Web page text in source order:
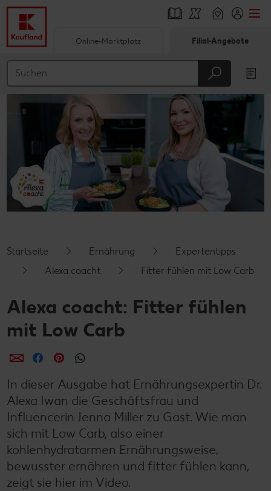
Hauptinhalt
Footer
Schwebender Seitenbereich
Online-Marktplatz Filial-Angebote
Startseite Ernährung
Expertentipps
Alexa coacht
Fitter fühlen mit Low Carb
Alexa coacht: Fitter fühlen
mit Low Carb
per E-Mail teilen
per Facebook teilen
per Pinterest teilen
In dieser Ausgabe hat Ernährungsexpertin Dr.
Alexa Iwan die Geschäftsfrau und
Influencerin Jenna Miller zu Gast. Wie man
sich mit Low Carb, also einer
kohlenhydratarmen Ernährungsweise,
bewusster ernähren und fitter fühlen kann,
zeigt sie hier im Video.